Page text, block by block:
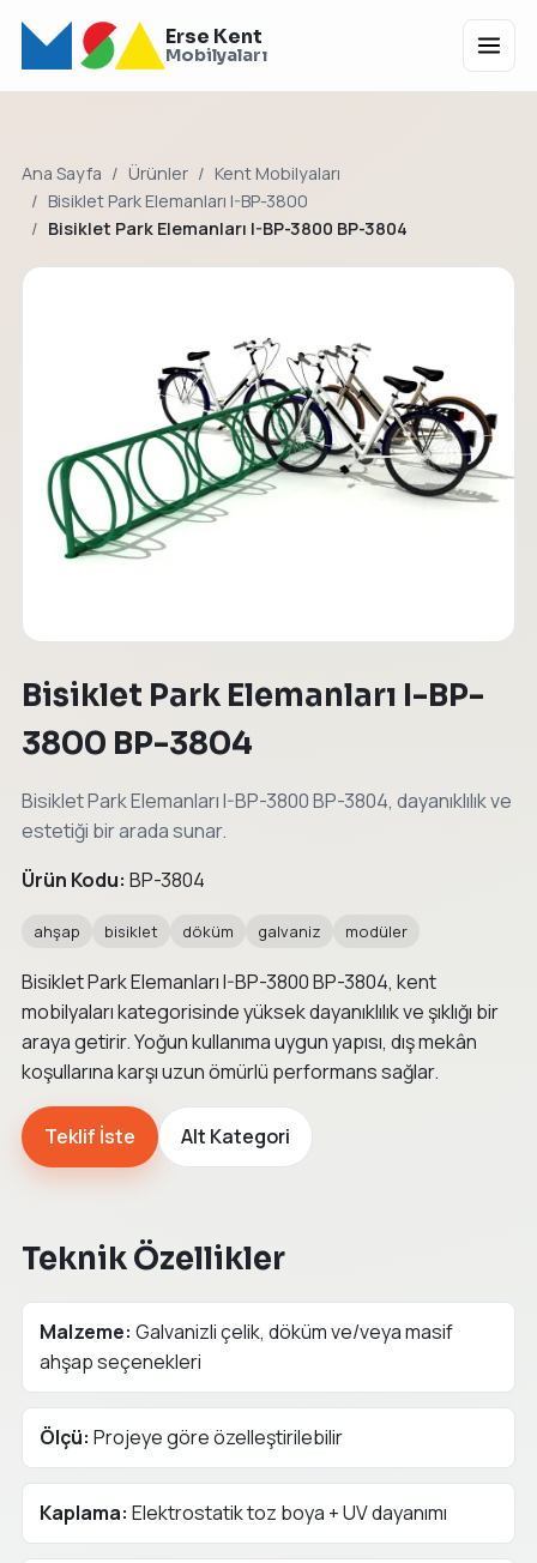
Erse Kent
Mobilyaları Menü
Ana Sayfa Ürünler
Kent Mobilyaları
Bisiklet Park Elemanları I-BP-3800
Bisiklet Park Elemanları I-BP-3800 BP-3804
Bisiklet Park Elemanları I-BP-
3800 BP-3804
Bisiklet Park Elemanları I-BP-3800 BP-3804, dayanıklılık ve
estetiği bir arada sunar.
Ürün Kodu: BP-3804
ahşap bisiklet döküm galvaniz modüler
Bisiklet Park Elemanları I-BP-3800 BP-3804, kent
mobilyaları kategorisinde yüksek dayanıklılık ve şıklığı bir
araya getirir. Yoğun kullanıma uygun yapısı, dış mekân
koşullarına karşı uzun ömürlü performans sağlar.
Teklif İste Alt Kategori
Teknik Özellikler
Malzeme: Galvanizli çelik, döküm ve/veya masif
ahşap seçenekleri
Ölçü: Projeye göre özelleştirilebilir
Kaplama: Elektrostatik toz boya + UV dayanımı